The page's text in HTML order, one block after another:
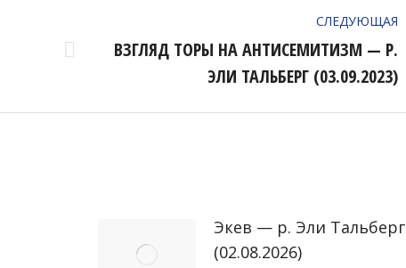
СЛЕДУЮЩАЯ
Следующая
ВЗГЛЯД ТОРЫ НА АНТИСЕМИТИЗМ — Р.
ЭЛИ ТАЛЬБЕРГ (03.09.2023)
Экев — р. Эли Тальберг
(02.08.2026)